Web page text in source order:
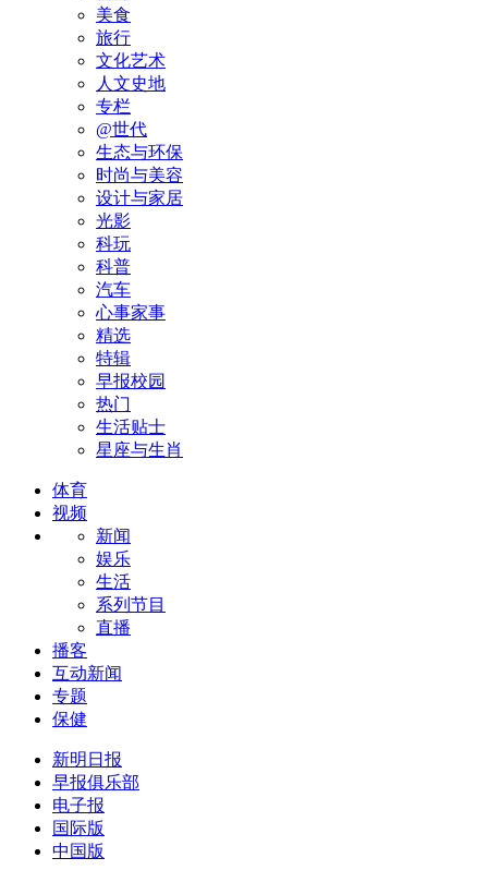
美食
旅行
文化艺术
人文史地
专栏
@世代
生态与环保
时尚与美容
设计与家居
光影
科玩
科普
汽车
心事家事
精选
特辑
早报校园
热门
生活贴士
星座与生肖
体育
视频
新闻
娱乐
生活
系列节目
直播
播客
互动新闻
专题
保健
新明日报
早报俱乐部
电子报
国际版
中国版